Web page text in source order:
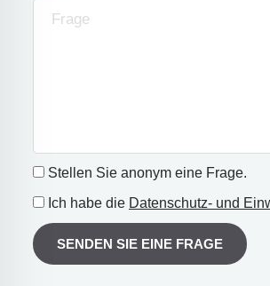
Stellen Sie anonym eine Frage.
Ich habe die Datenschutz- und
SENDEN SIE EINE FRAGE